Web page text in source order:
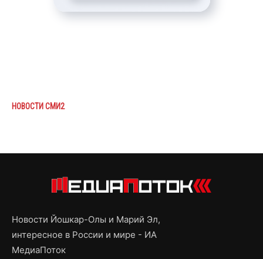
НОВОСТИ СМИ2
Новости Йошкар-Олы и Марий Эл,
интересное в России и мире - ИА
МедиаПоток